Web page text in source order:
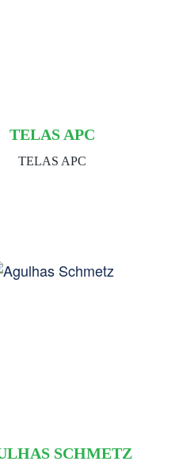
TELAS APC
TELAS APC
SCHMETZ